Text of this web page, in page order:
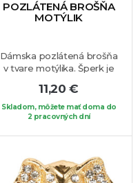
POZLÁTENÁ BROŠŇA
MOTÝLIK
Dámska pozlátená brošňa
v tvare motýlika. Šperk je
opálom, bielymi a
červenými krištálikmi.
Prekrásny kúsok, ktorý si
alebo na Váš obľúbený
kúsok oblečenia.
11,20 €
Skladom, môžete mať doma do
2 pracovných dní